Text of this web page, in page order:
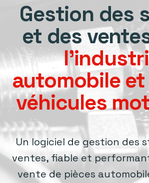
Gestion des
et des
automobile
véhicules
Un logiciel de gestion des
ventes, fiable et
vente de pièces